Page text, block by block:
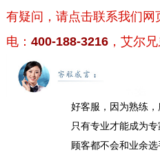
有疑问，请点击联系我们
电： 400-188-3216，艾尔兄
好客服，因为熟练，
只有专业才能成为
顾客都不会和业余